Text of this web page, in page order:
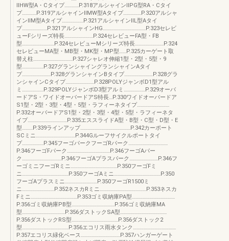
ⅡHW型A・Cタイプ…………P.318アルシャインⅡPG型RA・Cタイ
プ…………P.319アルシャインⅡMW型Aタイプ……………P.320アルシャ
インⅡM型Aタイプ………………P.321アルシャインⅡL型Aタイ
プ…………………P.321アルシャインHG………………………………P.323セレビ
ューFシリーズ特長……………………P.324セレビューFA型・FB
型………………………P.324セレビューMシリーズ特長……………………P.324
セレビューMA型・MB型・MK型・MP型……P.325カーゲート取
替え柱……………………………P.327シャレオ伸縮1型・2型・5型・9
型………………P.327グランシャイングランシャインAタイ
プ……………………P.328グランシャインBタイプ……………………P.328グラ
ンシャインCタイプ……………………P.328POLYジャンボD1型アル
ミ………………P.329POLYジャンボD3型アルミ………………P.329オーバ
ードアS・ワイドオーバードアS特長…P.330ワイドオーバードア
S1型・2型・3型・4型・5型・ラフィーネタイプ………………………
P.332オーバードアS1型・2型・3型・4型・5型・ラフィーネタ
イプ……………………………P.335エススライドA型・B型・C型・D型・E
型………P.339ラインアップ……………………………………P.342カーポート
SCミニ……………………………P.344Gルーフサイクルポートタイ
プ………………P.345フーゴパークフーゴRパーク……………………………
P.346フーゴFパーク………………………………P.346フーゴAパー
ク……………………………P.346フーゴAプラスパーク……………………P.346フ
ーゴミニフーゴRミニ…………………………………P.350フーゴFミ
ニ…………………………………P.350フーゴAミニ…………………………………P.350
フーゴAプラスミニ………………………P.350フーゴR1500ミ
ニ………………………P.352ネスカRミニ…………………………………P.353ネスカ
Fミニ…………………………………P.353ゴミ収納庫PA型………………………………
P.356ゴミ収納庫PB型………………………………P.356ゴミ収納庫MA
型………………………………P.356ダストックSA型…………………………………
P.356ダストックRS型…………………………………P.356ダストック2
型…………………………………P.356エコリス雨水タンク………………………………
P.357エコリス緑化ベース……………………………P.357ハンガーゲート